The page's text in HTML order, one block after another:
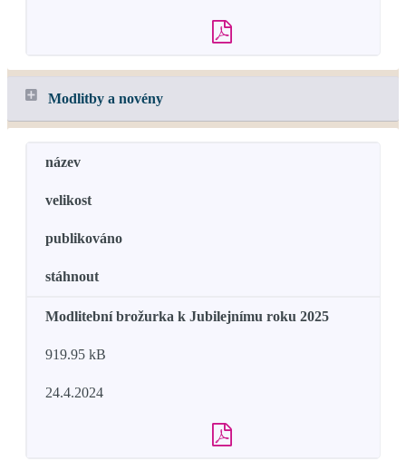
Modlitby a novény
název
velikost
publikováno
stáhnout
Modlitební brožurka k Jubilejnímu roku 2025
919.95 kB
24.4.2024